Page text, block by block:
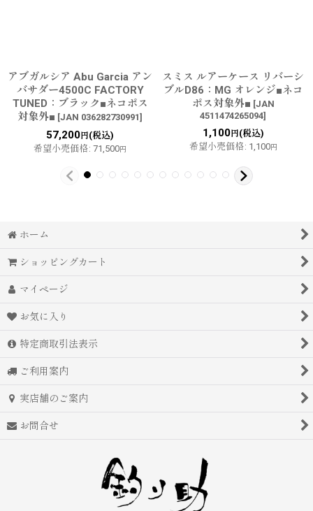
アブガルシア Abu Garcia アン
バサダー4500C FACTORY
TUNED：ブラック■ネコポス
対象外■ [JAN 036282730991]
57,200 円(税込)
希望小売価格: 71,500円
スミス ルアーケース リバーシ
ブルD86：MG オレンジ■ネコ
ポス対象外■ [JAN
4511474265094]
1,100円(税込)
希望小売価格: 1,100円
ホーム
ショッピングカート
マイページ
お気に入り
特定商取引法表示
ご利用案内
実店舗のご案内
お問合せ